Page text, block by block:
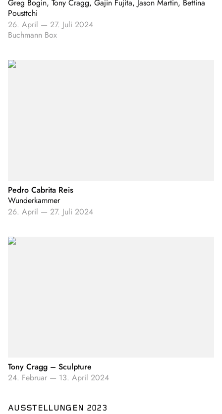
Greg Bogin, Tony Cragg, Gajin Fujita, Jason Martin, Bettina
Pousttchi
26. April — 27. Juli 2024
Buchmann Box
Pedro Cabrita Reis
Wunderkammer
26. April — 27. Juli 2024
Tony Cragg – Sculpture
24. Februar — 13. April 2024
AUSSTELLUNGEN 2023